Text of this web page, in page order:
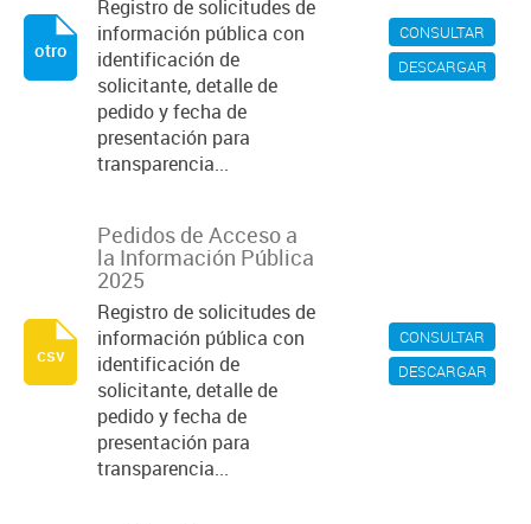
CONSULTAR
DESCARGAR
Registro de solicitudes de
información pública con
identificación de
solicitante, detalle de
pedido y fecha de
presentación para
transparencia...
otro
CONSULTAR
DESCARGAR
Pedidos de Acceso a
la Información Pública
2025
Registro de solicitudes de
información pública con
identificación de
solicitante, detalle de
pedido y fecha de
presentación para
transparencia...
csv